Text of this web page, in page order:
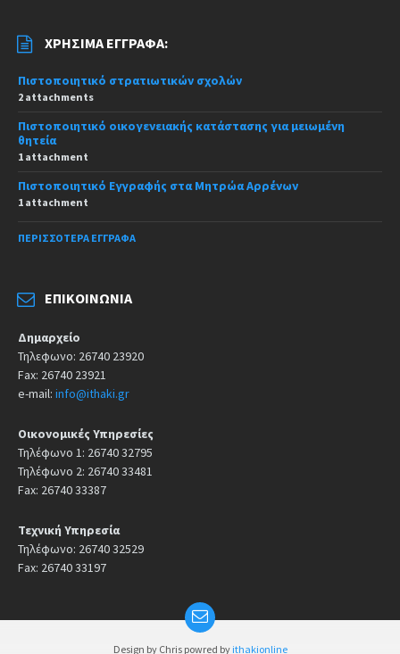
ΧΡΉΣΙΜΑ ΈΓΓΡΑΦΑ:
Πιστοποιητικό στρατιωτικών σχολών
2 attachments
Πιστοποιητικό οικογενειακής κατάστασης για μειωμένη
θητεία
1 attachment
Πιστοποιητικό Εγγραφής στα Μητρώα Αρρένων
1 attachment
ΠΕΡΙΣΣΌΤΕΡΑ ΈΓΓΡΑΦΑ
ΕΠΙΚΟΙΝΩΝΊΑ
Δημαρχείο
Τηλεφωνο: 26740 23920
Fax: 26740 23921
e-mail: info@ithaki.gr
Οικονομικές Υπηρεσίες
Τηλέφωνο 1: 26740 32795
Τηλέφωνο 2: 26740 33481
Fax: 26740 33387
Τεχνική Υπηρεσία
Τηλέφωνο: 26740 32529
Fax: 26740 33197
Design by Chris powred by ithakionline